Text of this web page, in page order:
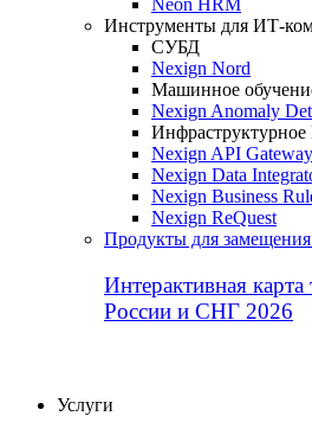
Neon HRM
Инструменты для ИТ-
СУБД
Nexign Nord
Машинное
Nexign Anomaly
Nexign API Gateway
Nexign Data
Nexign Business
Nexign ReQuest
Продукты для
Интерактивная
России и СНГ 2026
Услуги